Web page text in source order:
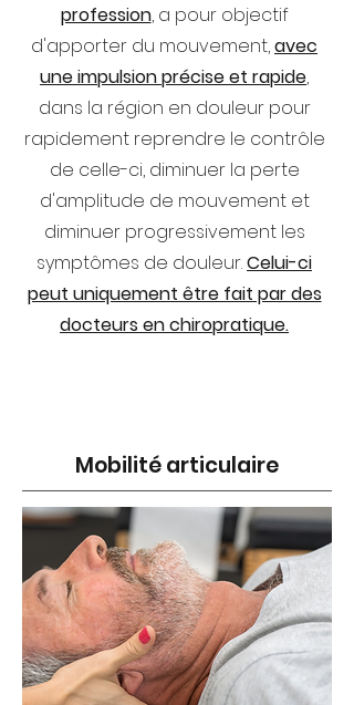
profession, a pour objectif
d'apporter du mouvement,avec
une impulsion précise et rapide,
dans la région en douleur pour
rapidement reprendre le contrôle
de celle-ci, diminuer la perte
d'amplitude de mouvement et
diminuer progressivement les
symptômes de douleur.Celui-ci
peut uniquement être fait par des
docteurs en chiropratique.
Mobilité articulaire